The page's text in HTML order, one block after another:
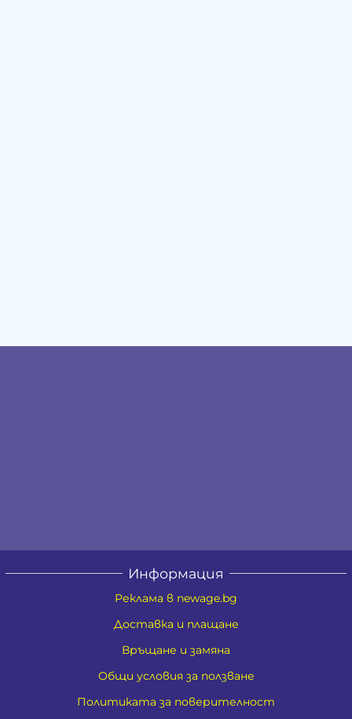
Информация
Реклама в newage.bg
Доставка и плащане
Връщане и замяна
Общи условия за ползване
Политиката за поверителност